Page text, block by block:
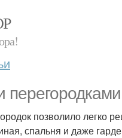
перегородками
позволило легко
спальня и даже